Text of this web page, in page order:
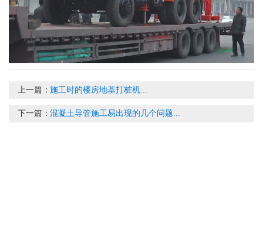
上一篇：施工时的楼房地基打桩机...
下一篇：混凝土导管施工易出现的几个问题...